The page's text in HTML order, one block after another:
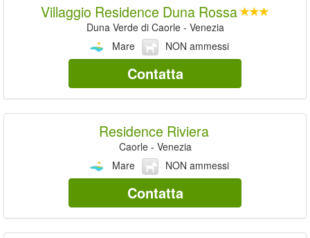
Villaggio Residence Duna Rossa
Duna Verde di Caorle - Venezia
Mare
NON ammessi
Contatta
Residence Riviera
Caorle - Venezia
Mare
NON ammessi
Contatta